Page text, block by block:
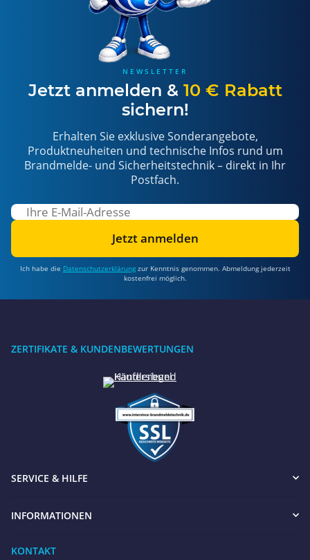
NEWSLETTER
Jetzt anmelden & 10 € Rabatt
sichern!
Erhalten Sie exklusive Sonderangebote,
Produktneuheiten und technische Infos rund um
Brandmelde- und Sicherheitstechnik – direkt in Ihr
Postfach.
Jetzt anmelden
Ich habe die Datenschutzerklärungzur Kenntnis genommen. Abmeldung jederzeit
kostenfrei möglich.
ZERTIFIKATE & KUNDENBEWERTUNGEN
SERVICE & HILFE
INFORMATIONEN
KONTAKT